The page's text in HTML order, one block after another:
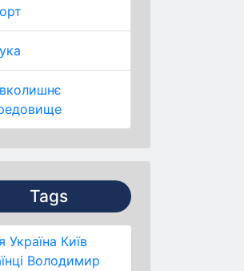
Tags
Україна Київ
Володимир